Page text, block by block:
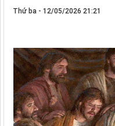
Thứ ba - 12/05/2026 21:21